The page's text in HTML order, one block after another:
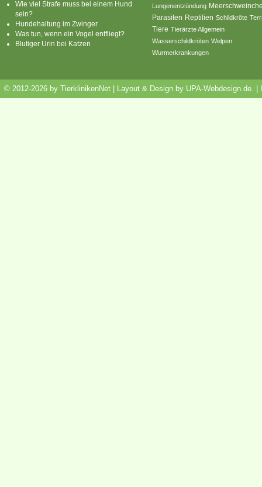
Wie viel Strafe muss bei einem Hund
sein?
Hundehaltung im Zwinger
Was tun, wenn ein Vogel entfliegt?
Blutiger Urin bei Katzen
Lungenentzündung
Parasiten Reptilien Schildkröte
Tiere Tierärzte Allgemein
Wasserschildkröten Welpen
Wurmerkrankungen
© 2012-2026 by TierklinikenNet | Layout & Design by UPA-Webdesign.de.